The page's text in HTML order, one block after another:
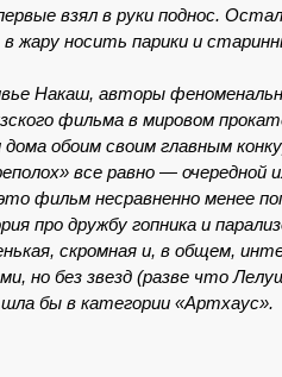
взял в руки поднос.
жару носить парики и
Накаш, авторы
фильма в мировом
обоим своим главным
все равно — очередной
фильм несравненно менее
про дружбу гопника и
скромная и, в общем,
но без звезд (разве что
бы в категории «Артхаус».